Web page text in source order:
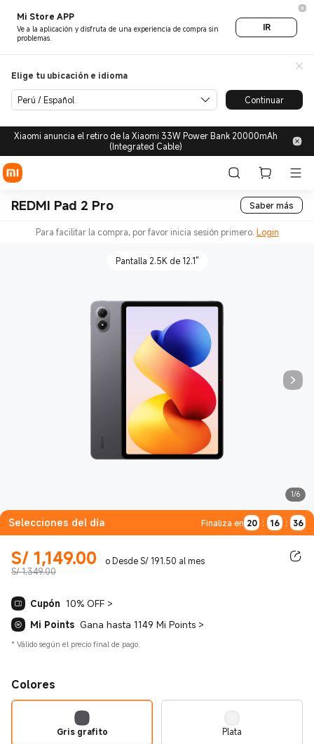
Mi Store APP
Ve a la aplicación y disfruta de una experiencia de compra sin
problemas.
IR
Elige tu ubicación e idioma
Perú / Español Continuar
Xiaomi anuncia el retiro de la Xiaomi 33W Power Bank 20000mAh
(Integrated Cable)
REDMI Pad 2 Pro Saber más
Para facilitar la compra, por favor inicia sesión primero. Login
1/6
Pantalla 2.5K de 12.1"
Selecciones del día Finaliza en 20 : 16 : 35
S/ 1,149.00
Current Price S/ 1149.00o Desde S/ 191.50 al mes
S/ 1,349.00
Cupón 10% OFF >
Mi Points Gana hasta 1149 Mi Points >
* Válido según el precio final de pago.
Colores
Gris grafito Plata